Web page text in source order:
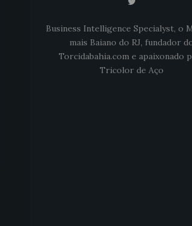
Business Intelligence Specialyst, o
mais Baiano do RJ, fundador
Torcidabahia.com e apaixonado
Tricolor de Aço